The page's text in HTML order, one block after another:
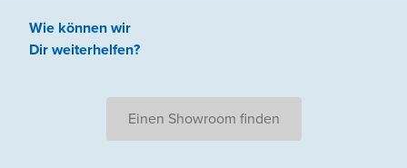
Wie können wir
Dir weiterhelfen?
Einen Showroom finden